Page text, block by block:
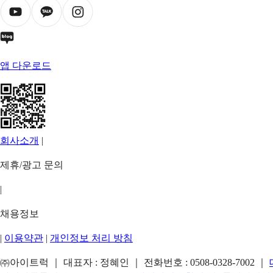
앱 다운로드
회사소개 |
제휴/광고 문의
|
채용정보
| 이용약관 | 개인정보 처리 방침
㈜아이트럭 ｜ 대표자 : 정혜인 ｜ 전화번호 : 0508-0328-7002